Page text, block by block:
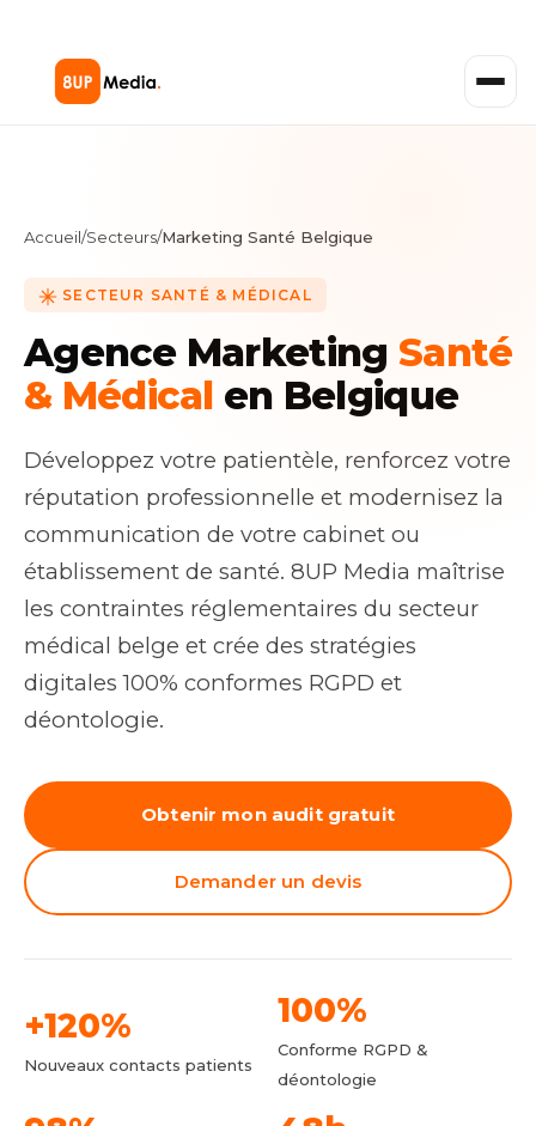
Accueil/Secteurs/Marketing Santé Belgique
SECTEUR SANTÉ & MÉDICAL
Agence MarketingSanté
& Médical en Belgique
Développez votre patientèle, renforcez votre
réputation professionnelle et modernisez la
communication de votre cabinet ou
établissement de santé. 8UP Media maîtrise
les contraintes réglementaires du secteur
médical belge et crée des stratégies
digitales 100% conformes RGPD et
déontologie.
Obtenir mon audit gratuit
Demander un devis
+120%
Nouveaux contacts patients
100%
Conforme RGPD &
déontologie